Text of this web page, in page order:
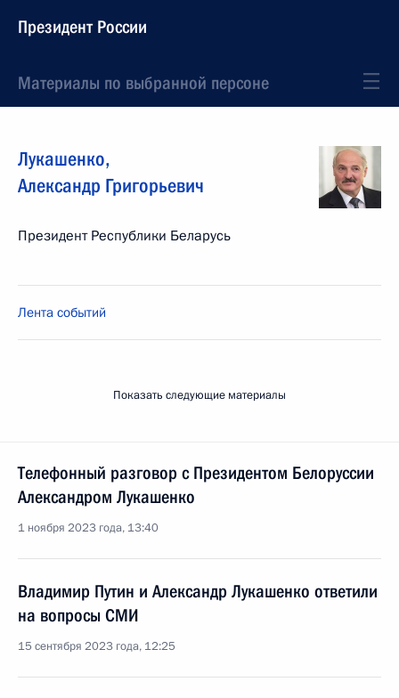
Президент России
Материалы по выбранной персоне
Лукашенко,
Александр Григорьевич
Президент Республики Беларусь
Лента событий
Показать следующие материалы
Телефонный разговор с Президентом Белоруссии
Александром Лукашенко
1 ноября 2023 года, 13:40
Владимир Путин и Александр Лукашенко ответили
на вопросы СМИ
15 сентября 2023 года, 12:25